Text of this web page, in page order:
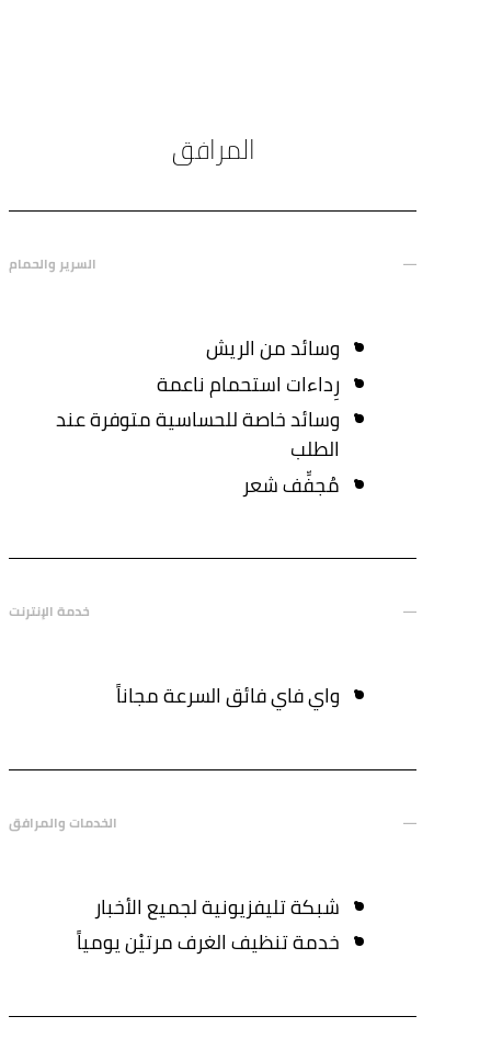
المرافق
السرير والحمام
وسائد من الريش
رِداءات استحمام ناعمة
وسائد خاصة للحساسية متوفرة عند
الطلب
مُجفِّف شعر
خدمة الإنترنت
واي فاي فائق السرعة مجاناً
الخدمات والمرافق
شبكة تليفزيونية لجميع الأخبار
خدمة تنظيف الغرف مرتيْن يومياً